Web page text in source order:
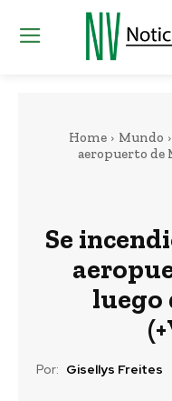
Home Mundo
aeropuerto de
Se
luego
Por: Gisellys Freites